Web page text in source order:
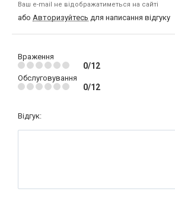
Ваш e-mail не відображатиметься на сайті
або Авторизуйтесь для написання відгуку
Враження
0/12
Обслуговування
0/12
Відгук: